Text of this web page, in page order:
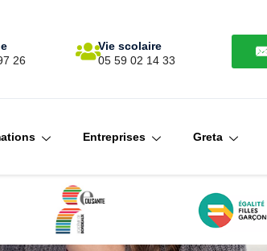
26
Vie scolaire
05 59 02 14 33
Entreprises Greta